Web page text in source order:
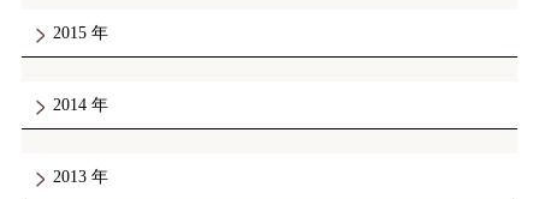
2015
2014
2013